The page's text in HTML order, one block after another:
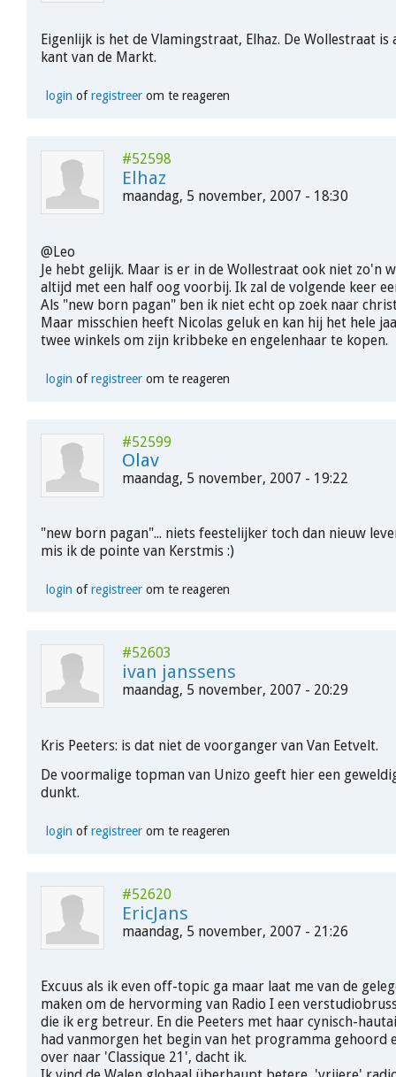
Eigenlijk is het de Vlamingstraat, Elhaz. De Wollestraat is
kant van de Markt.
login ofregistreerom te reageren
#52598
Elhaz
maandag, 5 november, 2007 - 18:30
@Leo
Je hebt gelijk. Maar is er in de Wollestraat ook niet zo'n
altijd met een half oog voorbij. Ik zal de volgende keer
Als "new born pagan" ben ik niet echt op zoek naar
Maar misschien heeft Nicolas geluk en kan hij het hele
twee winkels om zijn kribbeke en engelenhaar te kopen.
login ofregistreerom te reageren
#52599
Olav
maandag, 5 november, 2007 - 19:22
"new born pagan"... niets feestelijker toch dan nieuw
mis ik de pointe van Kerstmis :)
login ofregistreerom te reageren
#52603
ivan janssens
maandag, 5 november, 2007 - 20:29
Kris Peeters: is dat niet de voorganger van Van Eetvelt.
De voormalige topman van Unizo geeft hier een
dunkt.
login ofregistreerom te reageren
#52620
EricJans
maandag, 5 november, 2007 - 21:26
Excuus als ik even off-topic ga maar laat me van de
maken om de hervorming van Radio I een
die ik erg betreur. En die Peeters met haar cynisch-
had vanmorgen het begin van het programma gehoord
over naar 'Classique 21', dacht ik.